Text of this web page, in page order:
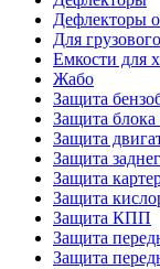
Дефлекторы
Для
Емкости для
Жабо
Защита
Защита блока
Защита
Защита
Защита
Защита
Защита КПП
Защита
Защита